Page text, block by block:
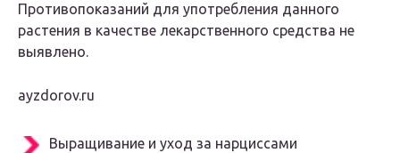
Противопоказаний для употребления данного
растения в качестве лекарственного средства не
выявлено.
ayzdorov.ru
Выращивание и уход за нарциссами